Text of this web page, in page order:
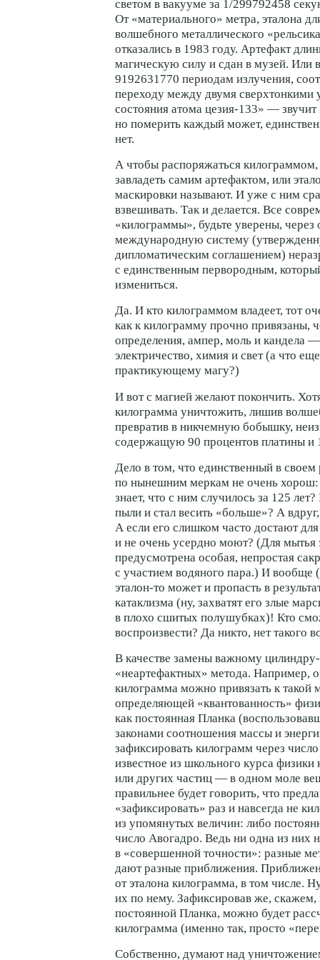
светом в вакууме за 1/299792458
От «материального» метра, эталона
волшебного металлического
отказались в 1983 году. Артефакт
магическую силу и сдан в музей. Или
9192631770 периодам излучения,
переходу между двумя сверхтонкими
состояния атома цезия-133» —
но померить каждый может,
нет.
А чтобы распоряжаться
завладеть самим артефактом, или
маскировки называют. И уже с ним
взвешивать. Так и делается. Все
«килограммы», будьте уверены, через
международную систему
дипломатическим соглашением)
с единственным первородным,
измениться.
Да. И кто килограммом владеет, тот
как к килограмму прочно привязаны,
определения, ампер, моль и кандела
электричество, химия и свет (а что
практикующему магу?)
И вот с магией желают покончить.
килограмма уничтожить, лишив
превратив в никчемную бобышку,
содержащую 90 процентов платины
Дело в том, что единственный в
по нынешним меркам не очень хорош:
знает, что с ним случилось за 125
пыли и стал весить «больше»? А
А если его слишком часто достают
и не очень усердно моют? (Для мытья
предусмотрена особая, непростая
с участием водяного пара.) И вообще
эталон-то может и пропасть в
катаклизма (ну, захватят его злые
в плохо сшитых полушубках)! Кто
воспроизвести? Да никто, нет такого
В качестве замены важному
«неартефактных» метода. Например,
килограмма можно привязать к такой
определяющей «квантованность»
как постоянная Планка
законами соотношения массы и
зафиксировать килограмм через
известное из школьного курса
или других частиц — в одном моле
правильнее будет говорить, что
«зафиксировать» раз и навсегда не
из упомянутых величин: либо
число Авогадро. Ведь ни одна из них
в «совершенной точности»: разные
дают разные приближения.
от эталона килограмма, в том числе.
их по нему. Зафиксировав же, скажем,
постоянной Планка, можно будет
килограмма (именно так, просто
Собственно, думают над